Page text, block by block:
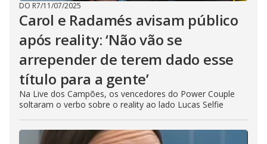
DO R7/11/07/2025
Carol e Radamés avisam público
após reality: ‘Não vão se
arrepender de terem dado esse
título para a gente’
Na Live dos Campões, os vencedores do Power Couple
soltaram o verbo sobre o reality ao lado Lucas Selfie